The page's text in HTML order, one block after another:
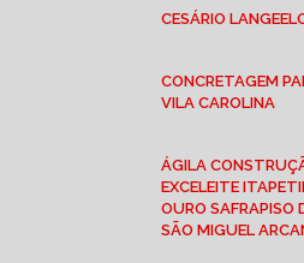
CESÁRIO LANGE
CONCRETAGEM
VILA CAROLINA
ÁGILA
EXCELEITE
OURO SAFRA
SÃO MIGUEL